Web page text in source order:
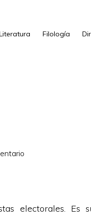
Filología
electorales. Es